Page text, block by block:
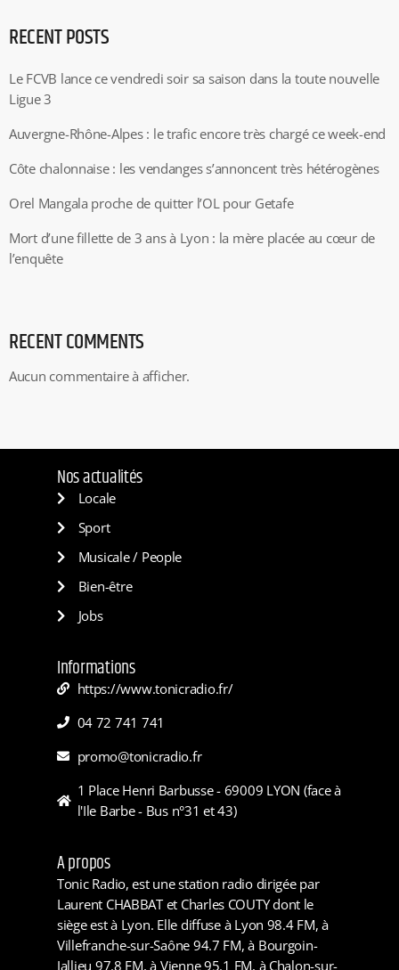
RECENT POSTS
Le FCVB lance ce vendredi soir sa saison dans la toute nouvelle
Ligue 3
Auvergne-Rhône-Alpes : le trafic encore très chargé ce week-end
Côte chalonnaise : les vendanges s’annoncent très hétérogènes
Orel Mangala proche de quitter l’OL pour Getafe
Mort d’une fillette de 3 ans à Lyon : la mère placée au cœur de
l’enquête
RECENT COMMENTS
Aucun commentaire à afficher.
Nos actualités
Locale
Sport
Musicale / People
Bien-être
Jobs
Informations
https://www.tonicradio.fr/
04 72 741 741
promo@tonicradio.fr
1 Place Henri Barbusse - 69009 LYON (face à
l'Ile Barbe - Bus n°31 et 43)
A propos
Tonic Radio, est une station radio dirigée par
Laurent CHABBAT et Charles COUTY dont le
siège est à Lyon. Elle diffuse à Lyon 98.4 FM, à
Villefranche-sur-Saône 94.7 FM, à Bourgoin-
Jallieu 97.8 FM, à Vienne 95.1 FM, à Chalon-sur-